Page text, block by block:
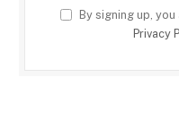
By signing up,
Privacy